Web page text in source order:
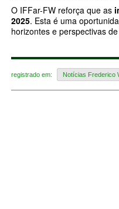
O IFFar-FW reforça que as
2025. Esta é uma
horizontes e perspectivas
registrado em: Notícias Frederico